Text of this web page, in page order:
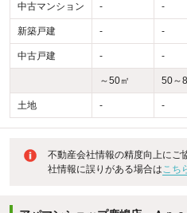
中古マンション - -
新築戸建 - -
中古戸建 - -
～50㎡ 50～
土地 - -
不動産会社情報の精度向上にご
社情報に誤りがある場合はこち